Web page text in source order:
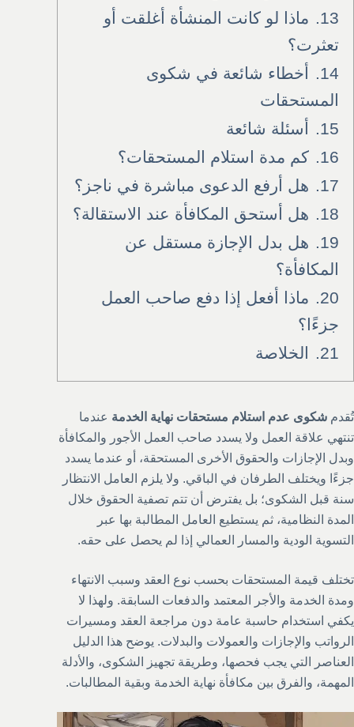
13.
ماذا لو كانت المنشأة أغلقت أو
تعثرت؟
14.
أخطاء شائعة في شكوى
المستحقات
15.
أسئلة شائعة
16.
كم مدة استلام المستحقات؟
17.
هل أرفع الدعوى مباشرة في ناجز؟
18.
هل أستحق المكافأة عند الاستقالة؟
19.
هل بدل الإجازة مستقل عن
المكافأة؟
20.
ماذا أفعل إذا دفع صاحب العمل
جزءًا؟
21.
الخلاصة
تُقدم شكوى عدم استلام مستحقات نهاية الخدمة عندما
تنتهي علاقة العمل ولا يسدد صاحب العمل الأجور والمكافأة
وبدل الإجازات والحقوق الأخرى المستحقة، أو عندما يسدد
جزءًا ويختلف الطرفان في الباقي. ولا يلزم العامل الانتظار
سنة قبل الشكوى؛ بل يفترض أن تتم تصفية الحقوق خلال
المدة النظامية، ثم يستطيع العامل المطالبة بها عبر
التسوية الودية والمسار العمالي إذا لم يحصل على حقه.
تختلف قيمة المستحقات بحسب نوع العقد وسبب الانتهاء
ومدة الخدمة والأجر المعتمد والدفعات السابقة. ولهذا لا
يكفي استخدام حاسبة عامة دون مراجعة العقد ومسيرات
الرواتب والإجازات والعمولات والبدلات. يوضح هذا الدليل
العناصر التي يجب فحصها، وطريقة تجهيز الشكوى، والأدلة
المهمة، والفرق بين مكافأة نهاية الخدمة وبقية المطالبات.